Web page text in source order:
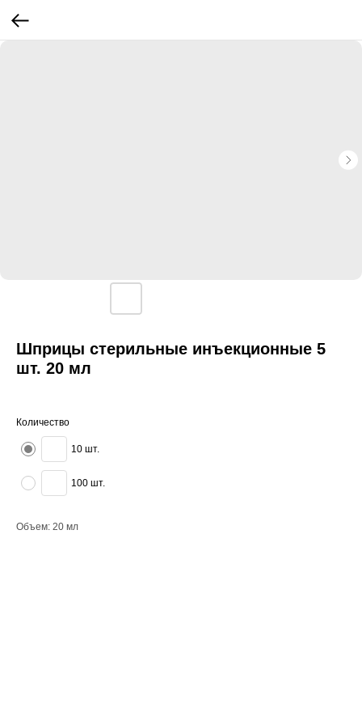
Шприцы стерильные инъекционные 5
шт. 20 мл
Количество
10 шт.
100 шт.
Объем: 20 мл